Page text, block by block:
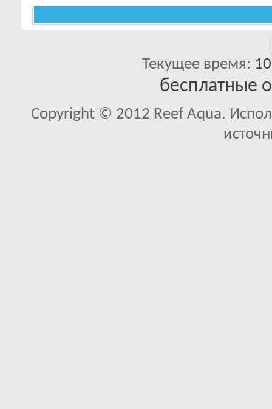
Текущее время:
бесплатные
Copyright © 2012 Reef Aqua.